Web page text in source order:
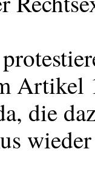
Artikel
die